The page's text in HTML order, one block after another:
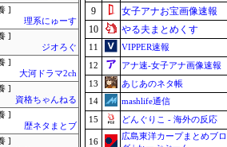
]
理系にゅーす
]
ジオろぐ
]
大河ドラマ2ch
]
資格ちゃんねる
]
歴ネタまとブ
]
9
女子アナお宝画像速報
10
やる夫まとめくす
11
VIPPER速報
12
アナ速‐女子アナ画像速報
13
あじあのネタ帳
14
mashlife通信
15
どんぐりこ - 海外の反応
16
広島東洋カープまとめブロ